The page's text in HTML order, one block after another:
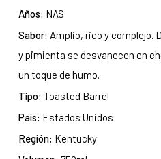
Años: NAS
Sabor: Amplio, rico y complejo.
y pimienta se desvanecen en
un toque de humo.
Tipo: Toasted Barrel
País: Estados Unidos
Región: Kentucky